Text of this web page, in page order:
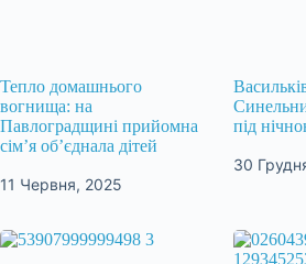
Тепло домашнього
вогнища: на
Павлоградщині прийомна
сім’я об’єднала дітей
11 Червня, 2025
під
30